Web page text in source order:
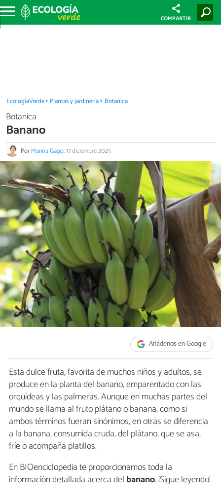
COMPARTIR
EcologíaVerde Plantas y jardinería Botanica
Botanica
Banano
PorMarina Gago.17 diciembre 2025
Añádenos en Google
Esta dulce fruta, favorita de muchos niños y adultos, se
produce en la planta del banano, emparentado con las
orquídeas y las palmeras. Aunque en muchas partes del
mundo se llama al fruto plátano o banana, como si
ambos términos fueran sinónimos, en otras se diferencia
a la banana, consumida cruda, del plátano, que se asa,
fríe o acompaña platillos.
En BIOenciclopedia te proporcionamos toda la
información detallada acerca del banano. ¡Sigue leyendo!